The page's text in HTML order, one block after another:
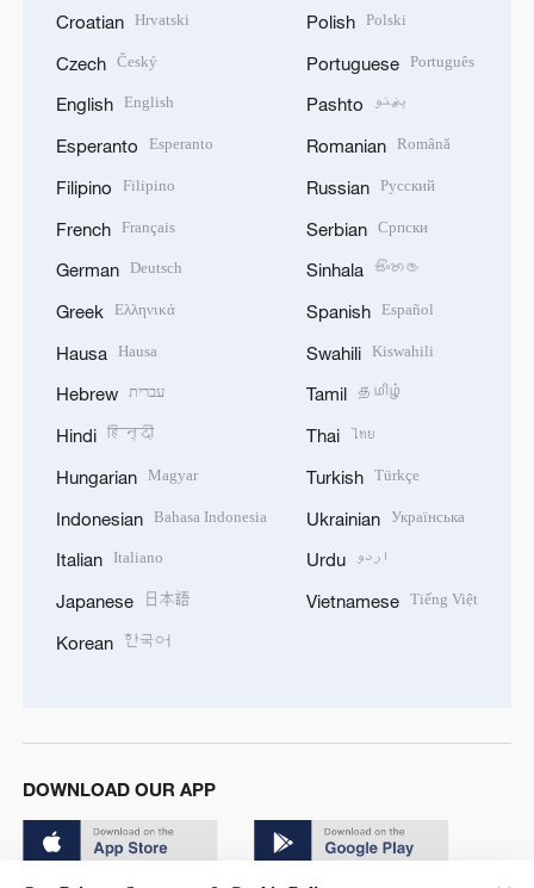
Croatian Hrvatski
Czech Český
English English
Esperanto Esperanto
Filipino Filipino
French Français
German Deutsch
Greek Ελληνικά
Hausa Hausa
Hebrew עברית
Hindi हिन्दी
Hungarian Magyar
Indonesian Bahasa Indonesia
Italian Italiano
Japanese 日本語
Korean 한국어
Polish Polski
Portuguese Português
Pashto پښتو
Romanian Română
Russian Русский
Serbian Српски
Sinhala සිංහල
Spanish Español
Swahili Kiswahili
Tamil தமிழ்
Thai ไทย
Turkish Türkçe
Ukrainian Українська
Urdu اردو
Vietnamese Tiếng Việt
DOWNLOAD OUR APP